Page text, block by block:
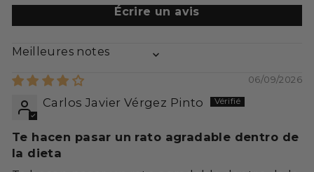
Écrire un avis
06/09/2026
Carlos Javier Vérgez Pinto
Te hacen pasar un rato agradable dentro de
la dieta